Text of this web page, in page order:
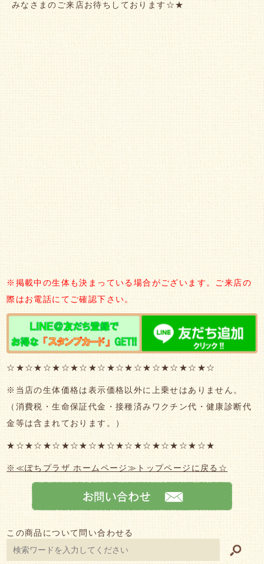
みなさまのご来店お待ちしております☆★
※掲載中の生体も決まっている場合がございます。ご来店の
際はお電話にてご確認下さい。
☆★☆★☆★☆★☆★☆★☆★☆★☆★☆★☆★☆
※当店の生体価格は表示価格以外に上乗せはありません。
（消費税・生命保証代金・接種済みワクチン代・健康診断代
金等は含まれております。）
★☆★☆★☆★☆★☆★☆★☆★☆★☆★☆★☆★
※≪ぽちプラザ ホームページ≫トップページに戻る☆
この商品について問い合わせる